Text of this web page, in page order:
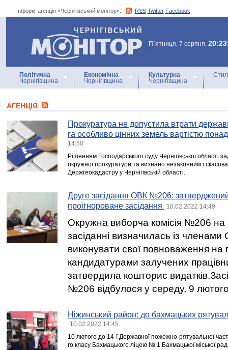
Інформ-агенція «Чернігівський монітор»: RSS Twitter Facebook
Інформ-агенція
«Чернігівський монітор»
П`ятниця, 7 серпня,
Політична
Чернігівщина
Економічна
Чернігівщина
Культурна
Чернігівщина
АГЕНЦIЯ
Прокуратура не допустила втрати
га особливо цінних земель вартістю
14:50
Рішенням Господарського суду Чернігівської області
окружної прокуратури та визнано незаконним і
Держгеокадастру у Чернігівській області.
Друге засідання ОВК №206:
проігнороване засідання
10.02.2022 14:49
Окружна виборча комісія №206 на
засіданні визначилась із членами
виконувати свої повноваження на
кандидатурами залучених
затвердила кошторис
№206 відбулося у середу, 9
Ніжинський район: до бахмацьких
10.02.2022 14:45
10 лютого до 14-ї Державної пожежно-рятувальної
го класу Бахмацького ліцею № 1 Бахмацької міської